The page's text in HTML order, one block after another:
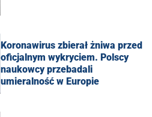
Koronawirus zbierał żniwa przed
oficjalnym wykryciem. Polscy
naukowcy przebadali
umieralność w Europie